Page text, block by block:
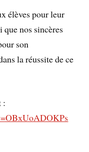
élèves pour leur
que nos sincères
son
la réussite de ce
: